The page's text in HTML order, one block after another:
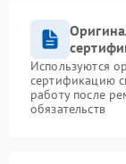
Используются
сертификацию
работу после
обязательств